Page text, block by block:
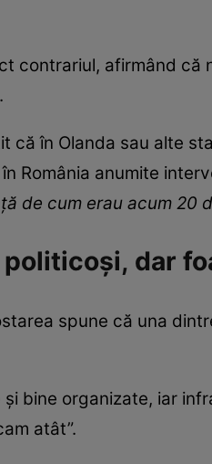
contrariul, afirmând că
că în Olanda sau alte
România anumite
de cum erau acum 20
dar
spune că una
bine organizate, iar
atât”.